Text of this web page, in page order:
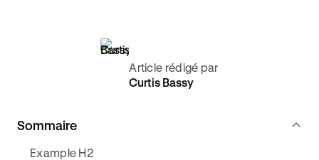
Article rédigé par
Curtis Bassy
Sommaire
Example H2